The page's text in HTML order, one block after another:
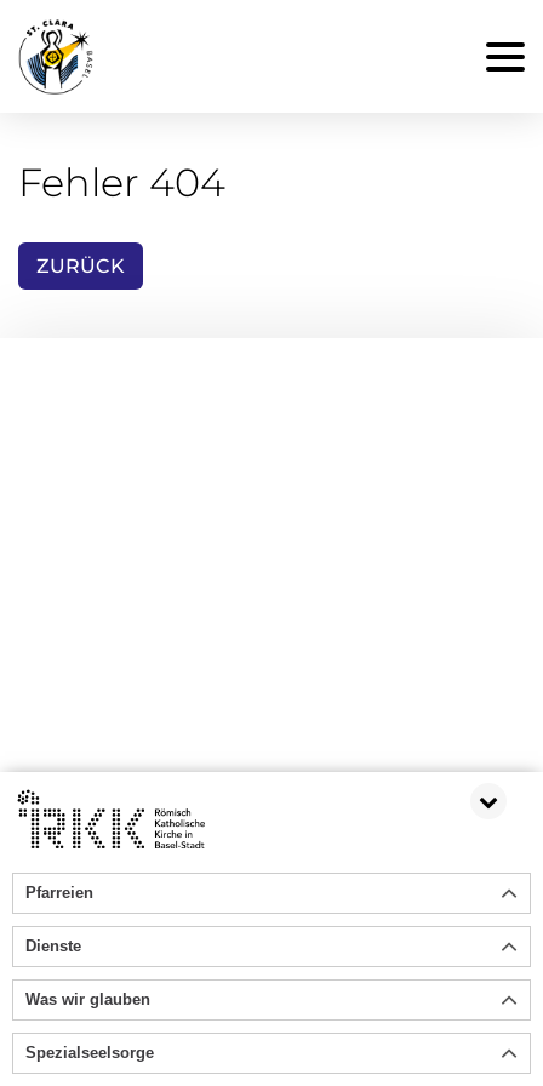
Fehler 404
ZURÜCK
Pfarreien
Dienste
Was wir glauben
Spezialseelsorge